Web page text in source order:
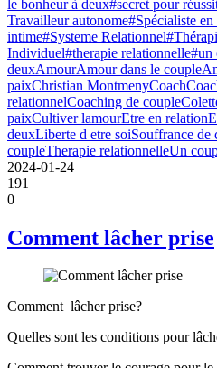
le bonheur à deux#secret pour
Travailleur autonome#Spécialiste
intime#Systeme Relationnel
Individuel#therapie relationnelle#un
deuxAmourAmour dans le couple
paixChristian MontmenyCoach
relationnelCoaching de couple
paixCultiver lamourEtre en relation
deuxLiberte d etre soiSouffrance de
coupleTherapie relationnelleUn
2024-01-24
191
0
Comment lâcher prise
Comment lâcher prise?
Quelles sont les conditions pour